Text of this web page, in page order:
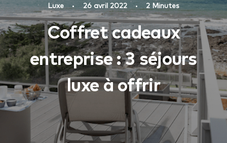
Luxe • 26 avril 2022 • 2 Minutes
Coffret cadeaux
entreprise : 3 séjours
luxe à offrir